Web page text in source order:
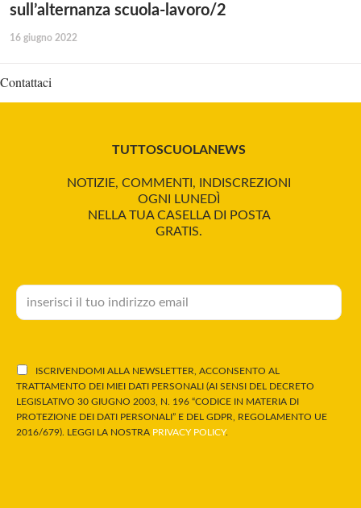
sull’alternanza scuola-lavoro/2
16 giugno 2022
Contattaci
TUTTOSCUOLANEWS
NOTIZIE, COMMENTI, INDISCREZIONI
OGNI LUNEDÌ
NELLA TUA CASELLA DI POSTA
GRATIS.
ISCRIVENDOMI ALLA NEWSLETTER, ACCONSENTO AL
TRATTAMENTO DEI MIEI DATI PERSONALI (AI SENSI DEL DECRETO
LEGISLATIVO 30 GIUGNO 2003, N. 196 “CODICE IN MATERIA DI
PROTEZIONE DEI DATI PERSONALI” E DEL GDPR, REGOLAMENTO UE
2016/679). LEGGI LA NOSTRA PRIVACY POLICY.